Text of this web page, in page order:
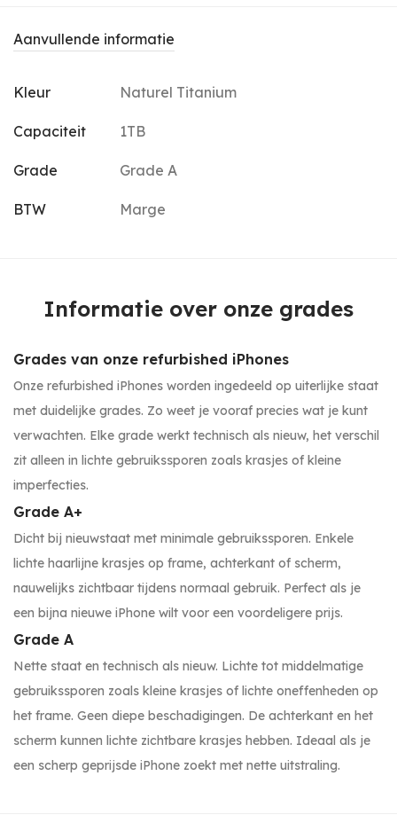
Aanvullende informatie
Kleur Naturel Titanium
Capaciteit 1TB
Grade Grade A
BTW Marge
Informatie over onze grades
Grades van onze refurbished iPhones
Onze refurbished iPhones worden ingedeeld op uiterlijke staat
met duidelijke grades. Zo weet je vooraf precies wat je kunt
verwachten. Elke grade werkt technisch als nieuw, het verschil
zit alleen in lichte gebruikssporen zoals krasjes of kleine
imperfecties.
Grade A+
Dicht bij nieuwstaat met minimale gebruikssporen. Enkele
lichte haarlijne krasjes op frame, achterkant of scherm,
nauwelijks zichtbaar tijdens normaal gebruik. Perfect als je
een bijna nieuwe iPhone wilt voor een voordeligere prijs.
Grade A
Nette staat en technisch als nieuw. Lichte tot middelmatige
gebruikssporen zoals kleine krasjes of lichte oneffenheden op
het frame. Geen diepe beschadigingen. De achterkant en het
scherm kunnen lichte zichtbare krasjes hebben. Ideaal als je
een scherp geprijsde iPhone zoekt met nette uitstraling.